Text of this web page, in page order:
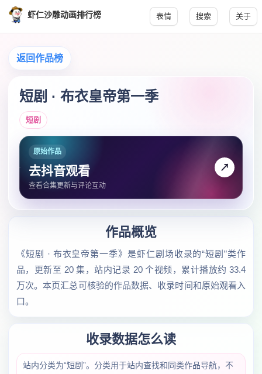
虾仁沙雕动画排行榜 表情 搜索 关于
返回作品榜
短剧 · 布衣皇帝第一季
短剧
原始作品
去抖音观看
查看合集更新与评论互动
↗
作品概览
《短剧 · 布衣皇帝第一季》是虾仁剧场收录的“短剧”类作
品，更新至 20 集，站内记录 20 个视频，累计播放约 33.4
万次。本页汇总可核验的作品数据、收录时间和原始观看入
口。
收录数据怎么读
站内分类为“短剧”。分类用于站内查找和同类作品导航，不